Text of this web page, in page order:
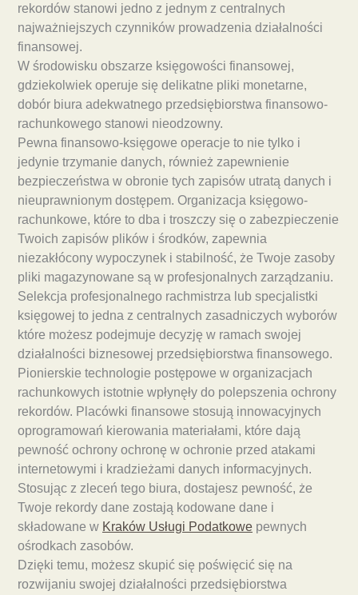
rekordów stanowi jedno z jednym z centralnych
najważniejszych czynników prowadzenia działalności
finansowej.
W środowisku obszarze księgowości finansowej,
gdziekolwiek operuje się delikatne pliki monetarne,
dobór biura adekwatnego przedsiębiorstwa finansowo-
rachunkowego stanowi nieodzowny.
Pewna finansowo-księgowe operacje to nie tylko i
jedynie trzymanie danych, również zapewnienie
bezpieczeństwa w obronie tych zapisów utratą danych i
nieuprawnionym dostępem. Organizacja księgowo-
rachunkowe, które to dba i troszczy się o zabezpieczenie
Twoich zapisów plików i środków, zapewnia
niezakłócony wypoczynek i stabilność, że Twoje zasoby
pliki magazynowane są w profesjonalnych zarządzaniu.
Selekcja profesjonalnego rachmistrza lub specjalistki
księgowej to jedna z centralnych zasadniczych wyborów
które możesz podejmuje decyzję w ramach swojej
działalności biznesowej przedsiębiorstwa finansowego.
Pionierskie technologie postępowe w organizacjach
rachunkowych istotnie wpłynęły do polepszenia ochrony
rekordów. Placówki finansowe stosują innowacyjnych
oprogramowań kierowania materiałami, które dają
pewność ochrony ochronę w ochronie przed atakami
internetowymi i kradzieżami danych informacyjnych.
Stosując z zleceń tego biura, dostajesz pewność, że
Twoje rekordy dane zostają kodowane dane i
składowane w Kraków Usługi Podatkowe pewnych
ośrodkach zasobów.
Dzięki temu, możesz skupić się poświęcić się na
rozwijaniu swojej działalności przedsiębiorstwa